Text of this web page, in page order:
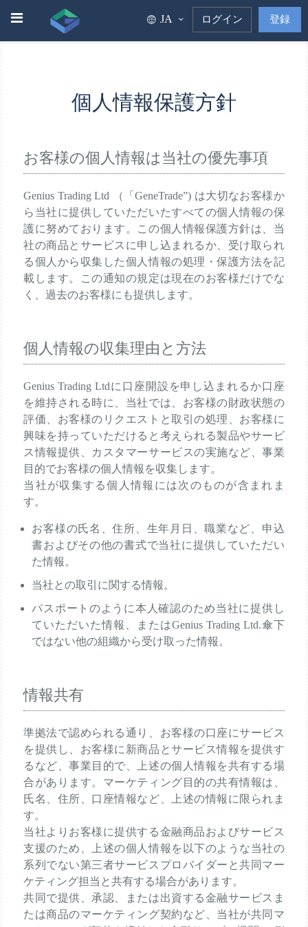
JA ログイン 登録
個人情報保護方針
お客様の個人情報は当社の優先事項
Genius Trading Ltd （「GeneTrade”) は大切なお客様か
ら当社に提供していただいたすべての個人情報の保
護に努めております。この個人情報保護方針は、当
社の商品とサービスに申し込まれるか、受け取られ
る個人から収集した個人情報の処理・保護方法を記
載します。この通知の規定は現在のお客様だけでな
く、過去のお客様にも提供します。
個人情報の収集理由と方法
Genius Trading Ltdに口座開設を申し込まれるか口座
を維持される時に、当社では、お客様の財政状態の
評価、お客様のリクエストと取引の処理、お客様に
興味を持っていただけると考えられる製品やサービ
ス情報提供、カスタマーサービスの実施など、事業
目的でお客様の個人情報を収集します。
当社が収集する個人情報には次のものが含まれま
す。
お客様の氏名、住所、生年月日、職業など、申込
書およびその他の書式で当社に提供していただい
た情報。
当社との取引に関する情報。
パスポートのように本人確認のため当社に提供し
ていただいた情報、またはGenius Trading Ltd.傘下
ではない他の組織から受け取った情報。
情報共有
準拠法で認められる通り、お客様の口座にサービス
を提供し、お客様に新商品とサービス情報を提供す
るなど、事業目的で、上述の個人情報を共有する場
合があります。マーケティング目的の共有情報は、
氏名、住所、口座情報など、上述の情報に限られま
す。
当社よりお客様に提供する金融商品およびサービス
支援のため、上述の個人情報を以下のような当社の
系列でない第三者サービスプロバイダーと共同マー
ケティング担当と共有する場合があります。
共同で提供、承認、または出資する金融サービスま
たは商品のマーケティング契約など、当社が共同マ